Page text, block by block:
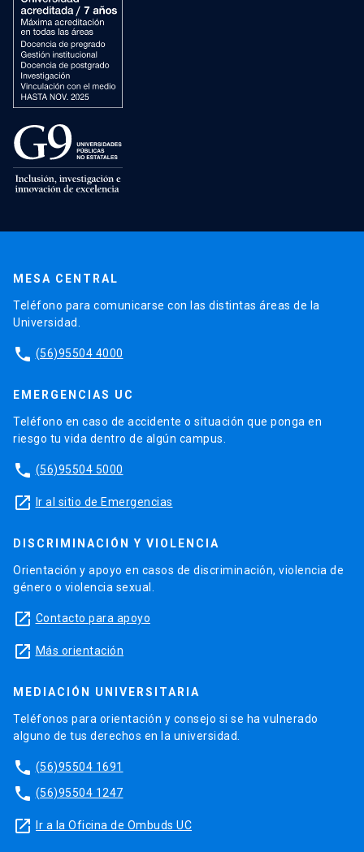
MESA CENTRAL
Teléfono para comunicarse con las distintas áreas de la
Universidad.
phone (56)95504 4000
EMERGENCIAS UC
Teléfono en caso de accidente o situación que ponga en
riesgo tu vida dentro de algún campus.
phone (56)95504 5000
launch Ir al sitio de Emergencias
DISCRIMINACIÓN Y VIOLENCIA
Orientación y apoyo en casos de discriminación, violencia de
género o violencia sexual.
launch Contacto para apoyo
launch Más orientación
MEDIACIÓN UNIVERSITARIA
Teléfonos para orientación y consejo si se ha vulnerado
alguno de tus derechos en la universidad.
phone (56)95504 1691
phone (56)95504 1247
launch Ir a la Oficina de Ombuds UC